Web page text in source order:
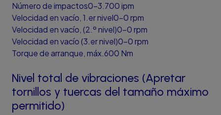
Número de impactos0-3.700 ipm
Velocidad en vacío, 1.er nivel0-0 rpm
Velocidad en vacío, (2.º nivel)0-0 rpm
Velocidad en vacío (3.er nivel)0-0 rpm
Torque de arranque, máx.600 Nm
Nivel total de vibraciones (Apretar
tornillos y tuercas del tamaño máximo
permitido)